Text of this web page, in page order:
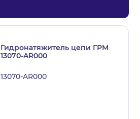
Гидронатяжитель цепи ГРМ
13070-AR000
13070-AR000